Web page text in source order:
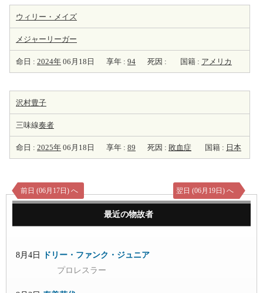
ウィリー・メイズ
メジャーリーガー
命日 : 2024年 06月18日 享年 : 94 死因 : 国籍 : アメリカ
沢村豊子
三味線奏者
命日 : 2025年 06月18日 享年 : 89 死因 : 敗血症 国籍 : 日本
前日 (06月17日) へ 翌日 (06月19日) へ
最近の物故者
8月4日
ドリー・ファンク・ジュニア
プロレスラー